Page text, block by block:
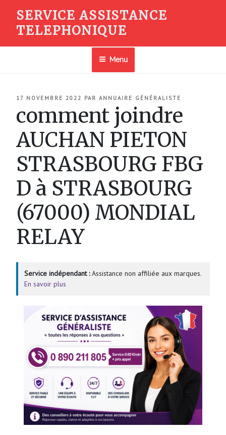
contenu
SERVICE ASSISTANCE
TELEPHONIQUE
Menu
PUBLIÉ
17 NOVEMBRE 2022 PAR ANNUAIRE GÉNÉRALISTE
comment joindre
AUCHAN PIETON
STRASBOURG FBG
D à STRASBOURG
(67000) MONDIAL
RELAY
Service indépendant :Assistance non affiliée aux marques.
En savoir plus